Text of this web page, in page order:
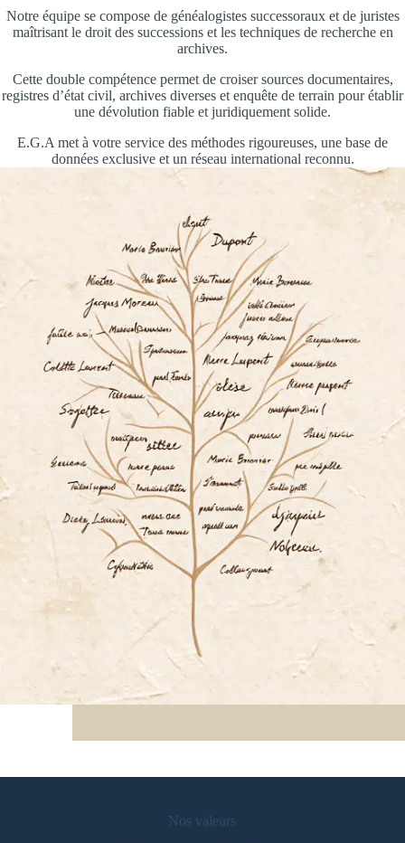
Notre équipe se compose de généalogistes successoraux et de juristes
maîtrisant le droit des successions et les techniques de recherche en
archives.
Cette double compétence permet de croiser sources documentaires,
registres d’état civil, archives diverses et enquête de terrain pour établir
une dévolution fiable et juridiquement solide.
E.G.A met à votre service des méthodes rigoureuses, une base de
données exclusive et un réseau international reconnu.
Nos valeurs